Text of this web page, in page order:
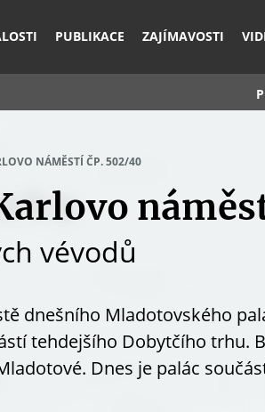
PUBLIKACE ZAJÍMAVOSTI
NÁMĚSTÍ ČP. 502/40
vévodů
dnešního Mladotovského
tehdejšího Dobytčího trhu.
Dnes je palác